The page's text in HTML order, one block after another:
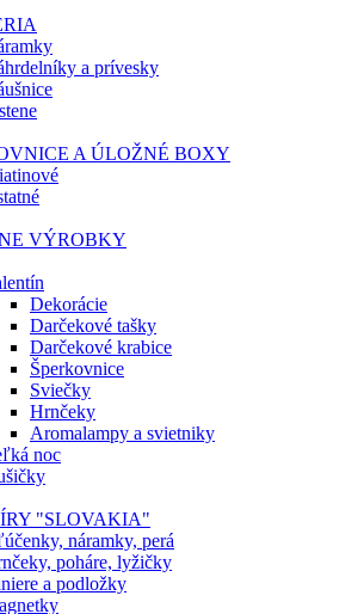
a prívesky
A ÚLOŽNÉ BOXY
VÝROBKY
Dekorácie
Darčekové tašky
Darčekové krabice
Šperkovnice
Sviečky
Hrnčeky
Aromalampy a svietniky
noc
"SLOVAKIA"
náramky, perá
poháre, lyžičky
a podložky